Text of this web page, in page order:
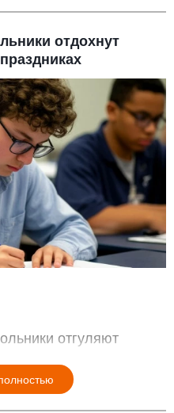
отдохнут
отгуляют